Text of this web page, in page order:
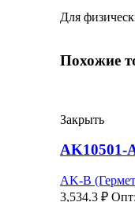
Для
Похожие
Закрыть
AK10501-
AK-B
3,534.3 ₽ Опт: